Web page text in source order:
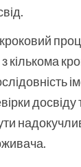
кількома